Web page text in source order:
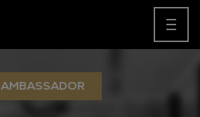
AMBASSADOR